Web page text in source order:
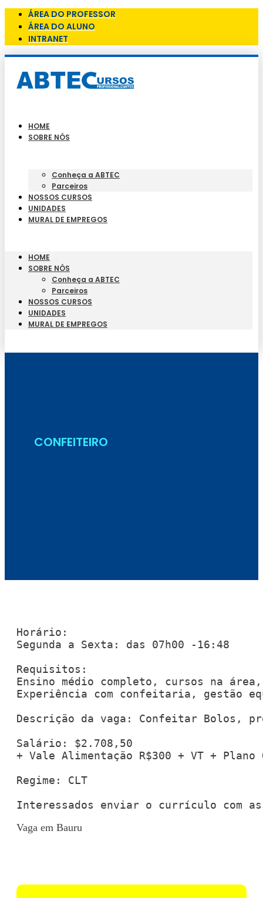
ÁREA DO PROFESSOR
ÁREA DO ALUNO
INTRANET
HOME
SOBRE NÓS
Conheça a ABTEC
Parceiros
NOSSOS CURSOS
UNIDADES
MURAL DE EMPREGOS
HOME
SOBRE NÓS
Conheça a ABTEC
Parceiros
NOSSOS CURSOS
UNIDADES
MURAL DE EMPREGOS
CONFEITEIRO
Horário:
Segunda a Sexta: das 07h00 -16:48
Requisitos:
Ensino médio completo, cursos na
Experiência com confeitaria, gestão
Descrição da vaga: Confeitar Bolos,
Salário: $2.708,50
+ Vale Alimentação R$300 + VT + Plano
Regime: CLT
Interessados enviar o currículo com
Vaga em Bauru